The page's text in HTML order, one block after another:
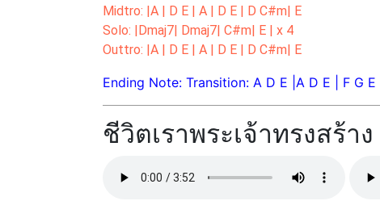
Midtro: |A | D E | A | D E | D C#m| E
Solo: |Dmaj7| Dmaj7| C#m| E | x 4
Outtro: |A | D E | A | D E | D C#m| E
Ending Note: Transition: A D E |A D E | F G E
ชีวิตเราพระเจ้าทรงสร้าง